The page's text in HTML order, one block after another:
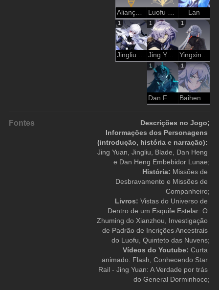
Aliança Xianzhou – A Caça Luofu do Xianzhou (Local) Lan
1
Jingliu • Quinteto das Nuvens
1
Jing Yuan • Quinteto das Nuvens
1
Yingxing • Quinteto das Nuvens
1 1
Fontes
Descrições no Jogo;
Informações dos Personagens
(introdução, história e narração):
Jing Yuan, Jingliu, Blade, Dan Heng
e Dan Heng Embebidor Lunae;
História: Missões de
Desbravamento e Missões de
Companheiro;
Livros: Vistas do Universo de
Dentro de um Esquife Estelar: O
Zhuming do Xianzhou, Investigação
de Padrão de Incrições Ancestrais
do Luofu, Quinteto das Nuvens;
Vídeos do Youtube: Curta
animado: Flash, Conhecendo Star
Rail - Jing Yuan: A Verdade por trás
do General Dorminhoco;